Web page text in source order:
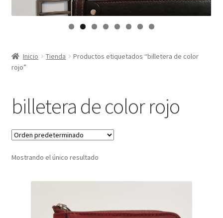
Guantes
Porta Celulares
Pisabilletes
sombreros
Inicio Tienda
Productos etiquetados “billetera de color
rojo”
billetera de color rojo
Mostrando el único resultado